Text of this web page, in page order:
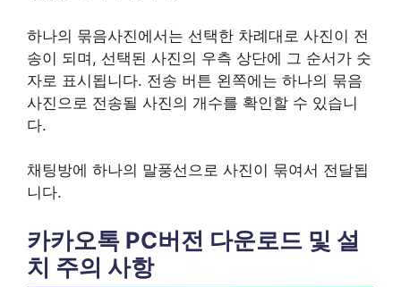
하나의 묶음사진에서는 선택한 차례대로 사진이 전
송이 되며, 선택된 사진의 우측 상단에 그 순서가 숫
자로 표시됩니다. 전송 버튼 왼쪽에는 하나의 묶음
사진으로 전송될 사진의 개수를 확인할 수 있습니
다.
채팅방에 하나의 말풍선으로 사진이 묶여서 전달됩
니다.
카카오톡 PC버전 다운로드 및 설
치 주의 사항